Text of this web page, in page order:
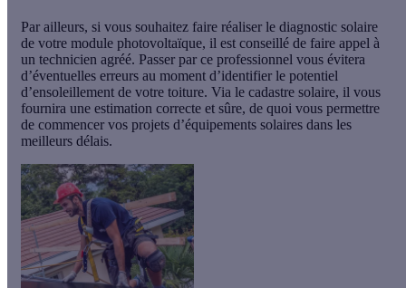
Par ailleurs, si vous souhaitez faire réaliser le diagnostic solaire
de votre module photovoltaïque, il est conseillé de faire appel à
un technicien agréé. Passer par ce professionnel vous évitera
d’éventuelles erreurs au moment d’identifier le potentiel
d’ensoleillement de votre toiture. Via le cadastre solaire, il vous
fournira une estimation correcte et sûre, de quoi vous permettre
de commencer vos projets d’équipements solaires dans les
meilleurs délais.